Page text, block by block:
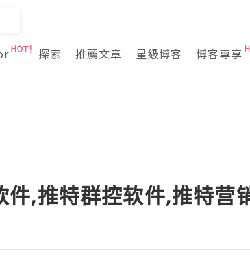
探索 推薦文章 星級博客 博客專享
件,推特群控软件,推特营